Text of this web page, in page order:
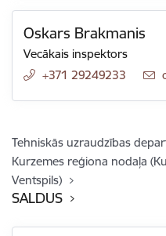
Oskars Brakmanis
Vecākais inspektors
+371 29249233
Tehniskās uzraudzības
Kurzemes reģiona nodaļa
Ventspils)
SALDUS